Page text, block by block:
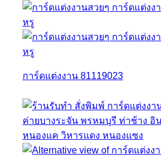
การ์ดแต่งงาน 81119023